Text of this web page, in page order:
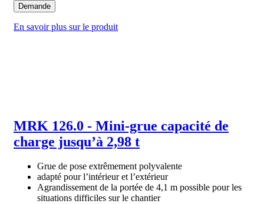
Demande
En savoir plus sur le produit
MRK 126.0 - Mini-grue capacité de
charge jusqu’à 2,98 t
Grue de pose extrêmement polyvalente
adapté pour l’intérieur et l’extérieur
Agrandissement de la portée de 4,1 m possible pour les
situations difficiles sur le chantier